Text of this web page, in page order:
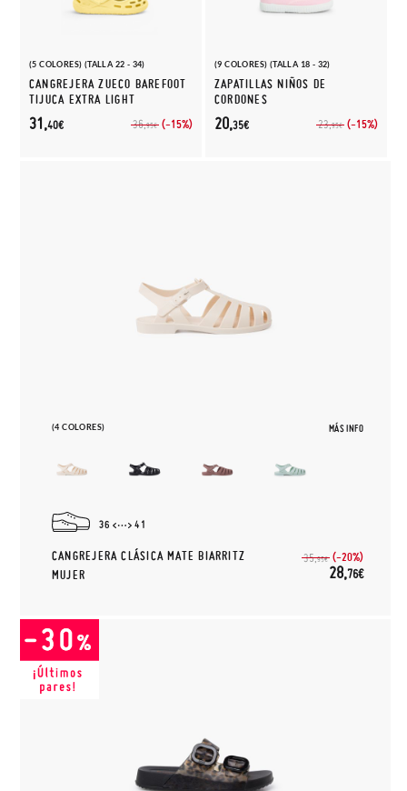
(5 COLORES) (TALLA 22 - 34)
CANGREJERA ZUECO BAREFOOT
TIJUCA EXTRA LIGHT
36,95€ (-15%)
31,40€
(9 COLORES) (TALLA 18 - 32)
ZAPATILLAS NIÑOS DE
CORDONES
23,95€ (-15%)
20,35€
(4 COLORES) MÁS INFO
36 41
CANGREJERA CLÁSICA MATE BIARRITZ
MUJER
35,95€ (-20%)
28,76€